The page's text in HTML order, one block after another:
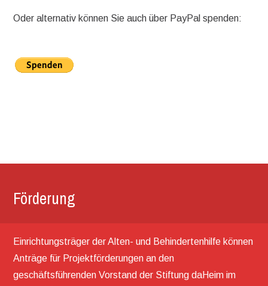
Oder alternativ können Sie auch über PayPal spenden:
Förderung
Einrichtungsträger der Alten- und Behindertenhilfe können
Anträge für Projektförderungen an den
geschäftsführenden Vorstand der Stiftung daHeim im